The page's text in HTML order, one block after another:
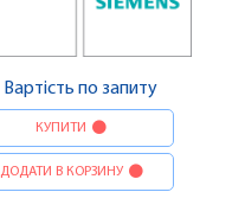
Вартість по запиту
КУПИТИ
ДОДАТИ В КОРЗИНУ